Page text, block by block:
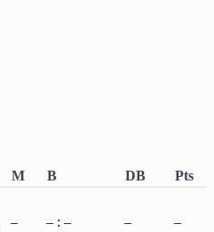
M B DB Pts
– – : – – –